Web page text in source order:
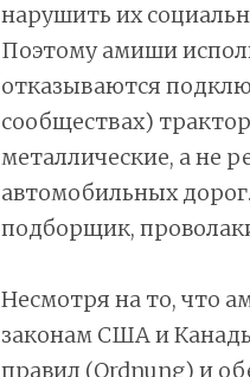
нарушить их
Поэтому амиши
отказываются
сообществах)
металлические, а не
автомобильных
подборщик,
Несмотря на то, что
законам США и
правил (Ordnung) и